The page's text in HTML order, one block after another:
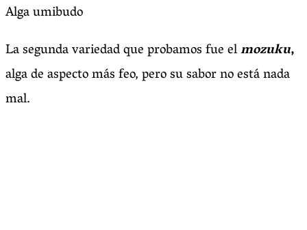
Alga umibudo
La segunda variedad que probamos fue elmozuku,
alga de aspecto más feo, pero su sabor no está nada
mal.